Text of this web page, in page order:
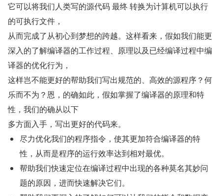
它可以将我们人类写的源代码 最终 转换为计算机可以执行
的可执行文件，
从而完成了从初心到梦想的跨越。这样看来，假如我们能更
深入的了解编译器的工作过程、原理以及已经编译过程中编
译器的优化行为，
这样岂不能更好的帮助我们写出规范的、高效的源程序？何
乐而不为？恩，的确如此，假如掌握了编译器的原理和特
性，我们的确从以下
多方面入手，写出更好的代码来。
尽力优化我们的程序指令，使其更加符合编译器的特
性，从而是程序的运行效率达到相对最优。
帮助我们快速定位在编译过程中出现的各种莫名其妙问
题的原因，进而快速解决它们。